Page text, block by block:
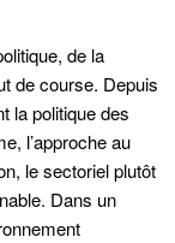
de la
de course. Depuis
la politique des
l’approche au
le sectoriel plutôt
Dans un